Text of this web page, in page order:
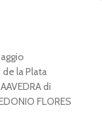
la Plata
di
FLORES